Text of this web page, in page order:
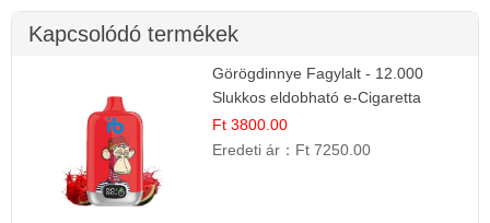
Kapcsolódó termékek
Görögdinnye Fagylalt - 12.000
Slukkos eldobható e-Cigaretta
Ft 3800.00
Eredeti ár： Ft 7250.00